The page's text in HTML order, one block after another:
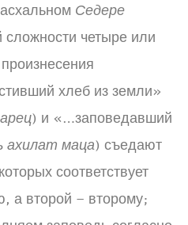
Седере
четыре или
хлеб из земли»
) и «…заповедавший
ахилат маца) съедают
соответствует
а второй – второму;